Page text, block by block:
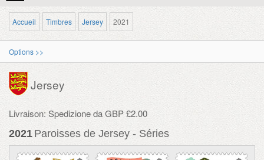
Accueil Timbres Jersey 2021
Options >>
Jersey
Livraison: Spedizione da GBP £2.00
2021 Paroisses de Jersey - Séries